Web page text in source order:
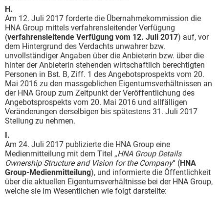
H.
Am 12. Juli 2017 forderte die Übernahmekommission die
HNA Group mittels verfahrensleitender Verfügung
(verfahrensleitende Verfügung vom 12. Juli 2017) auf, vor
dem Hintergrund des Verdachts unwahrer bzw.
unvollständiger Angaben über die Anbieterin bzw. über die
hinter der Anbieterin stehenden wirtschaftlich berechtigten
Personen in Bst. B, Ziff. 1 des Angebotsprospekts vom 20.
Mai 2016 zu den massgeblichen Eigentumsverhältnissen an
der HNA Group zum Zeitpunkt der Veröffentlichung des
Angebotsprospekts vom 20. Mai 2016 und allfälligen
Veränderungen derselbigen bis spätestens 31. Juli 2017
Stellung zu nehmen.
I.
Am 24. Juli 2017 publizierte die HNA Group eine
Medienmitteilung mit dem Titel „HNA Group Details
Ownership Structure and Vision for the Company“ (HNA
Group-Medienmitteilung), und informierte die Öffentlichkeit
über die aktuellen Eigentumsverhältnisse bei der HNA Group,
welche sie im Wesentlichen wie folgt darstellte: